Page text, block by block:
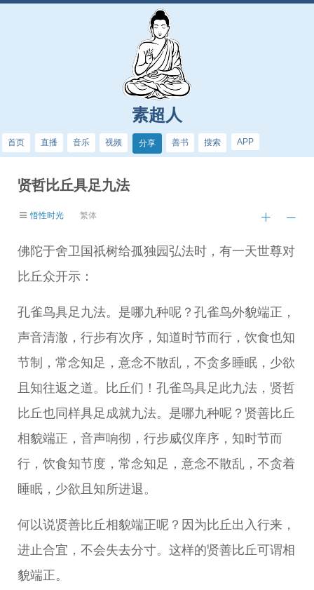
素超人
首页 直播 音乐 视频 分享 善书 搜索 APP
贤哲比丘具足九法
悟性时光 繁体
佛陀于舍卫国祇树给孤独园弘法时，有一天世尊对
比丘众开示：
孔雀鸟具足九法。是哪九种呢？孔雀鸟外貌端正，
声音清澈，行步有次序，知道时节而行，饮食也知
节制，常念知足，意念不散乱，不贪多睡眠，少欲
且知往返之道。比丘们！孔雀鸟具足此九法，贤哲
比丘也同样具足成就九法。是哪九种呢？贤善比丘
相貌端正，音声响彻，行步威仪庠序，知时节而
行，饮食知节度，常念知足，意念不散乱，不贪着
睡眠，少欲且知所进退。
何以说贤善比丘相貌端正呢？因为比丘出入行来，
进止合宜，不会失去分寸。这样的贤善比丘可谓相
貌端正。